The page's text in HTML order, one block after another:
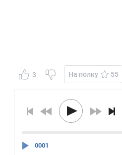
3 На полку 55
0001